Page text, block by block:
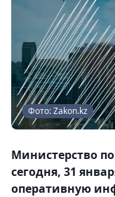
Фото: Zakon.kz
Министерство
сегодня, 31
оперативную